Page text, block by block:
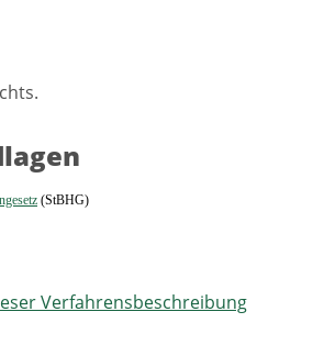
(StBHG)
Verfahrensbeschreibung